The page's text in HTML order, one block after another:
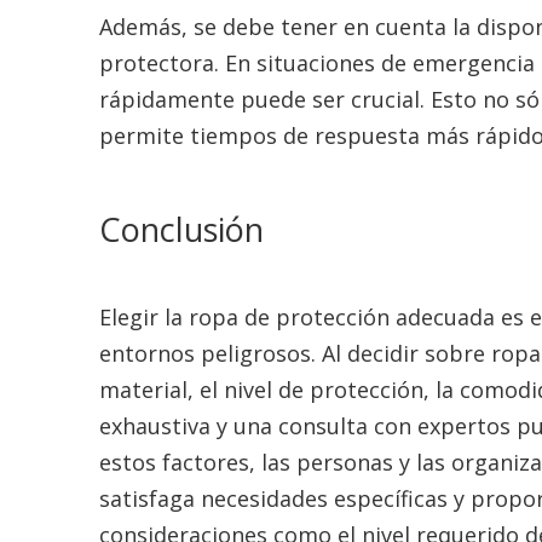
Además, se debe tener en cuenta la
protectora. En situaciones de
rápidamente puede ser crucial. Esto no
permite tiempos de respuesta más
Conclusión
Elegir la ropa de protección adecuada
entornos peligrosos. Al decidir sobre
material, el nivel de protección, la
exhaustiva y una consulta con expertos
estos factores, las personas y las
satisfaga necesidades específicas y
consideraciones como el nivel requerido